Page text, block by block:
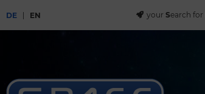
DE EN your Search for